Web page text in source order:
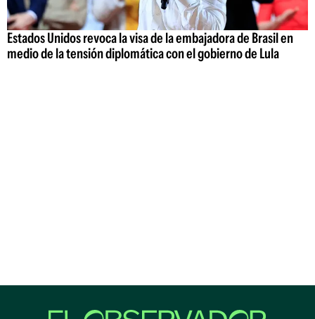
Estados Unidos revoca la visa de la embajadora de Brasil en
medio de la tensión diplomática con el gobierno de Lula